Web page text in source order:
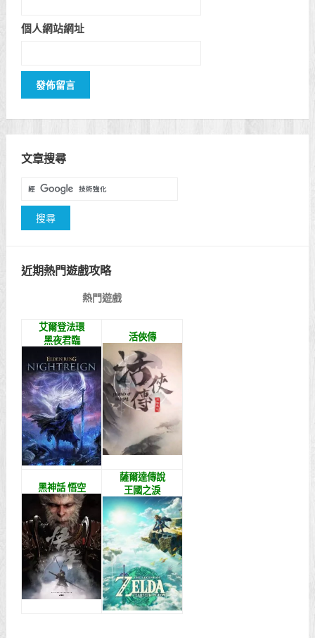
個人網站網址
文章搜尋
近期熱門遊戲攻略
熱門遊戲
艾爾登法環
黑夜君臨
活俠傳
黑神話 悟空
薩爾達傳說
王國之淚